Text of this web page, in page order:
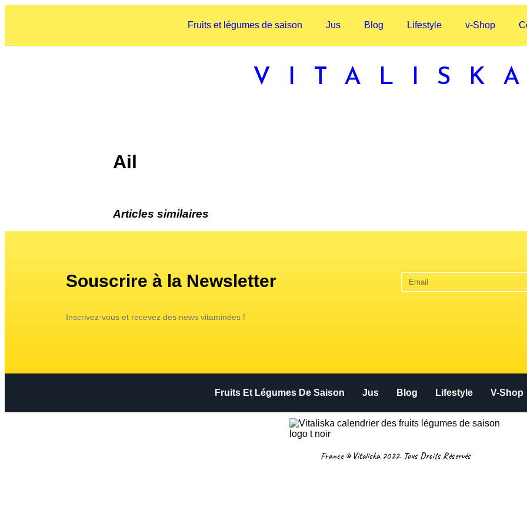
Fruits et légumes de saison Jus Blog Lifestyle v-Shop
VITALISKA
Ail
Articles similaires
Souscrire à la Newsletter
Inscrivez-vous et recevez des news vitaminées !
Fruits Et Légumes De Saison Jus Blog Lifestyle V-Shop
France © Vitaliska 2022. Tous Droits Réservés